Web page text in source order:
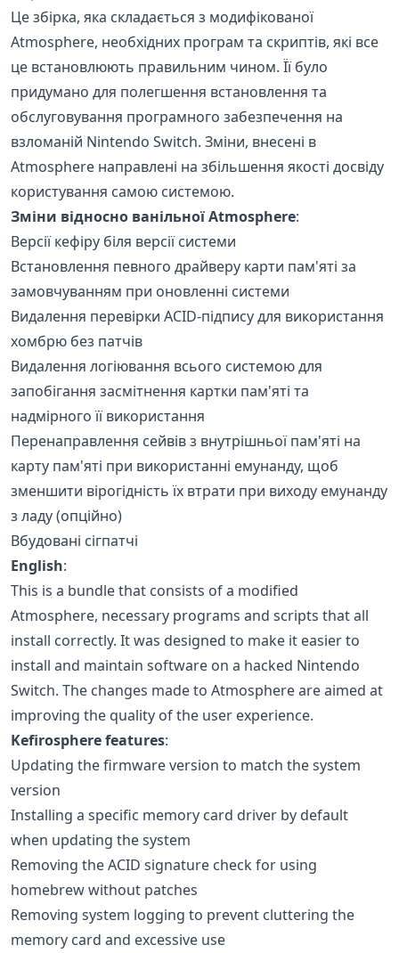
Це збірка, яка складається з модифікованої
Atmosphere, необхідних програм та скриптів, які все
це встановлюють правильним чином. Її було
придумано для полегшення встановлення та
обслуговування програмного забезпечення на
взломаній Nintendo Switch. Зміни, внесені в
Atmosphere направлені на збільшення якості досвіду
користування самою системою.
Зміни відносно ванільної Atmosphere:
Версії кефіру біля версії системи
Встановлення певного драйверу карти пам'яті за
замовчуванням при оновленні системи
Видалення перевірки ACID-підпису для використання
хомбрю без патчів
Видалення логіювання всього системою для
запобігання засмітнення картки пам'яті та
надмірного її використання
Перенаправлення сейвів з внутрішньої пам'яті на
карту пам'яті при використанні емунанду, щоб
зменшити вірогідність їх втрати при виходу емунанду
з ладу (опційно)
Вбудовані сігпатчі
English:
This is a bundle that consists of a modified
Atmosphere, necessary programs and scripts that all
install correctly. It was designed to make it easier to
install and maintain software on a hacked Nintendo
Switch. The changes made to Atmosphere are aimed at
improving the quality of the user experience.
Kefirosphere features:
Updating the firmware version to match the system
version
Installing a specific memory card driver by default
when updating the system
Removing the ACID signature check for using
homebrew without patches
Removing system logging to prevent cluttering the
memory card and excessive use